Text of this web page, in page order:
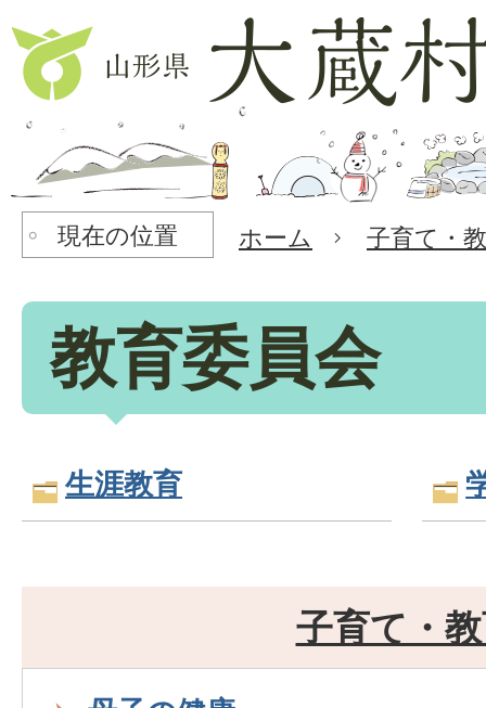
現在の位置 ホーム 子育て・
教育委員会
生涯教育
子育て・